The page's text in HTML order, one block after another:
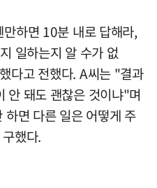
하면 10분 내로 답해라,
일하는지 알 수가 없
다고 전했다. A씨는 "결과
안 돼도 괜찮은 것이냐"며
면 다른 일은 어떻게 주
했다.